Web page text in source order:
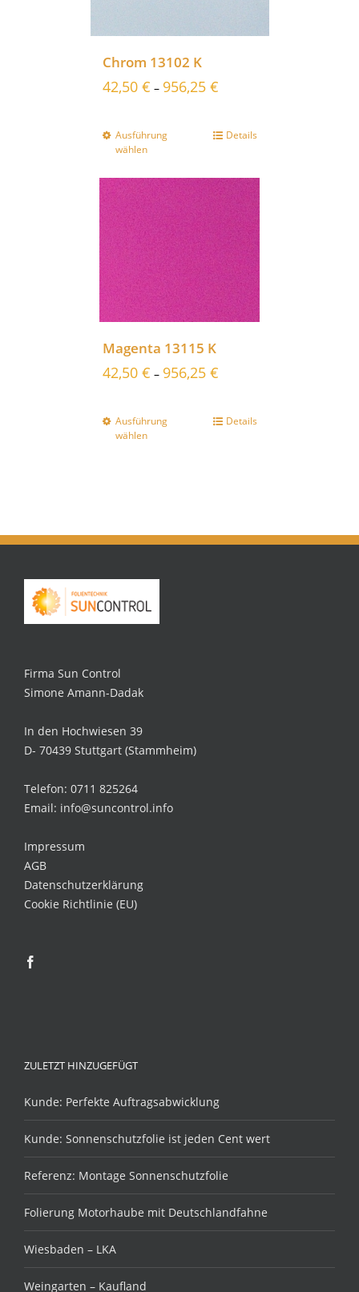
Chrom 13102 K
42,50 € – 956,25 €
Ausführung
wählen
Details
Magenta 13115 K
42,50 € – 956,25 €
Ausführung
wählen
Details
Firma Sun Control
Simone Amann-Dadak
In den Hochwiesen 39
D- 70439 Stuttgart (Stammheim)
Telefon: 0711 825264
Email: info@suncontrol.info
Impressum
AGB
Datenschutzerklärung
Cookie Richtlinie (EU)
ZULETZT HINZUGEFÜGT
Kunde: Perfekte Auftragsabwicklung
Kunde: Sonnenschutzfolie ist jeden Cent wert
Referenz: Montage Sonnenschutzfolie
Folierung Motorhaube mit Deutschlandfahne
Wiesbaden – LKA
Weingarten – Kaufland